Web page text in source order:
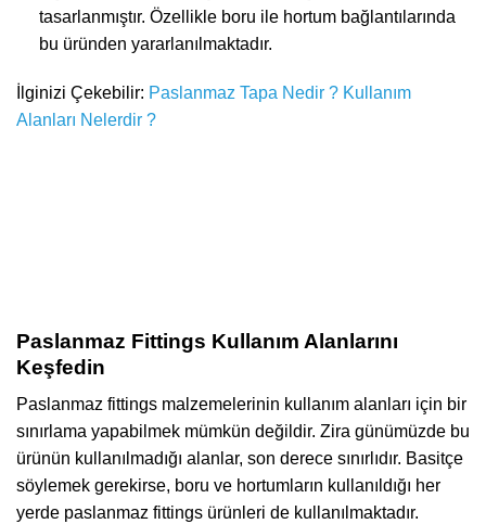
tasarlanmıştır. Özellikle boru ile hortum bağlantılarında
bu üründen yararlanılmaktadır.
İlginizi Çekebilir: Paslanmaz Tapa Nedir ? Kullanım
Alanları Nelerdir ?
Paslanmaz Fittings Kullanım Alanlarını
Keşfedin
Paslanmaz fittings malzemelerinin kullanım alanları için bir
sınırlama yapabilmek mümkün değildir. Zira günümüzde bu
ürünün kullanılmadığı alanlar, son derece sınırlıdır. Basitçe
söylemek gerekirse, boru ve hortumların kullanıldığı her
yerde paslanmaz fittings ürünleri de kullanılmaktadır.